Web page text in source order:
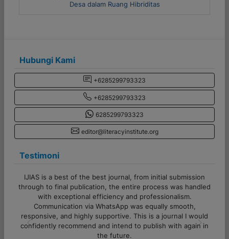
Hubungi Kami
+6285299793323
+6285299793323
6285299793323
editor@literacyinstitute.org
Testimoni
handled
I would
again in
Terima kasih banyak untuk admin CV Literasi Indonesia!
Pelayanannya cepat, responsif, dan sangat membantu
sekali. Proses komunikasi juga lancar, sangat ramah serta
semua pertanyaan dijawab dengan jelas. Sukses selalu
untuk tim Literasi Indonesia!
Alfi Khoiriyyah - Lampung
Previous Next